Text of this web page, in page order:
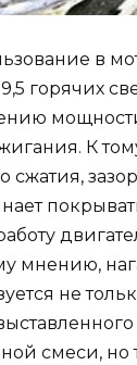
в
горячих
К
сжатия,
мнению,
не
смеси, но